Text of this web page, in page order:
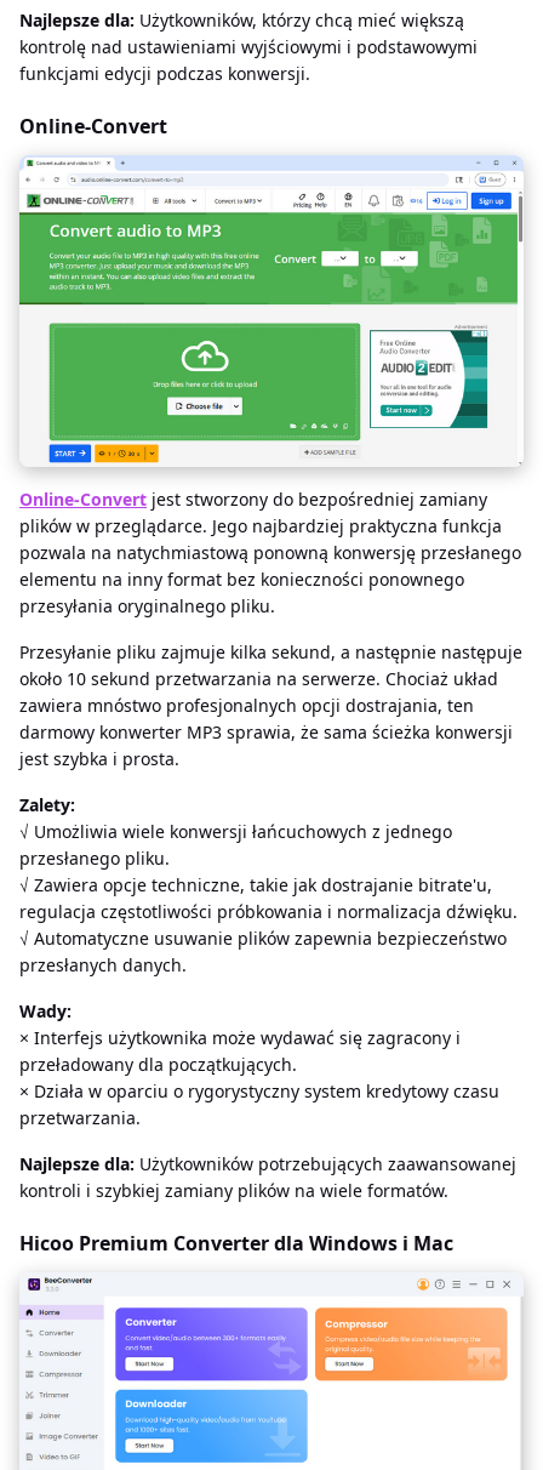
Najlepsze dla: Użytkowników, którzy chcą mieć większą
kontrolę nad ustawieniami wyjściowymi i podstawowymi
funkcjami edycji podczas konwersji.
Online-Convert
Online-Convert jest stworzony do bezpośredniej zamiany
plików w przeglądarce. Jego najbardziej praktyczna funkcja
pozwala na natychmiastową ponowną konwersję przesłanego
elementu na inny format bez konieczności ponownego
przesyłania oryginalnego pliku.
Przesyłanie pliku zajmuje kilka sekund, a następnie następuje
około 10 sekund przetwarzania na serwerze. Chociaż układ
zawiera mnóstwo profesjonalnych opcji dostrajania, ten
darmowy konwerter MP3 sprawia, że sama ścieżka konwersji
jest szybka i prosta.
Zalety:
√ Umożliwia wiele konwersji łańcuchowych z jednego
przesłanego pliku.
√ Zawiera opcje techniczne, takie jak dostrajanie bitrate'u,
regulacja częstotliwości próbkowania i normalizacja dźwięku.
√ Automatyczne usuwanie plików zapewnia bezpieczeństwo
przesłanych danych.
Wady:
× Interfejs użytkownika może wydawać się zagracony i
przeładowany dla początkujących.
× Działa w oparciu o rygorystyczny system kredytowy czasu
przetwarzania.
Najlepsze dla: Użytkowników potrzebujących zaawansowanej
kontroli i szybkiej zamiany plików na wiele formatów.
Hicoo Premium Converter dla Windows i Mac